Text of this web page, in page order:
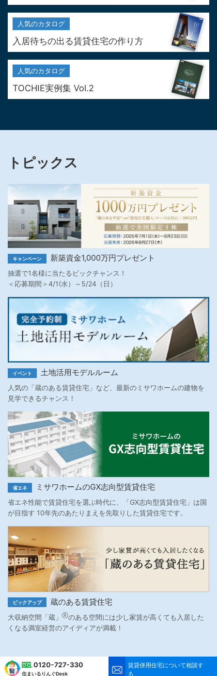
人気のカタログ
入居待ちの出る賃貸住宅の作り方
人気のカタログ
TOCHIE実例集 Vol.2
トピックス
キャンペーン 新築資金1,000万円プレゼント
抽選で1名様に当たるビックチャンス！
＜応募期間＞4/1(水）～5/24（日）
イベント 土地活用モデルルーム
人気の「蔵のある賃貸住宅」など、最新のミサワホームの建物を
見学できるチャンス！
省エネ ミサワホームのGX志向型賃貸住宅
省エネ性能で賃貸住宅を選ぶ時代に、「GX志向型賃貸住宅」は国
が目指す 10年先のあたりまえを先取りした賃貸住宅です。
ピックアップ 蔵のある賃貸住宅
大収納空間「蔵」 Ⓡのある空間には少し家賃が高くても入居した
くなる満室経営のアイディアが満載！
0120-727-330
住まいるりんぐDesk
賃貸併用住宅について相談す
る